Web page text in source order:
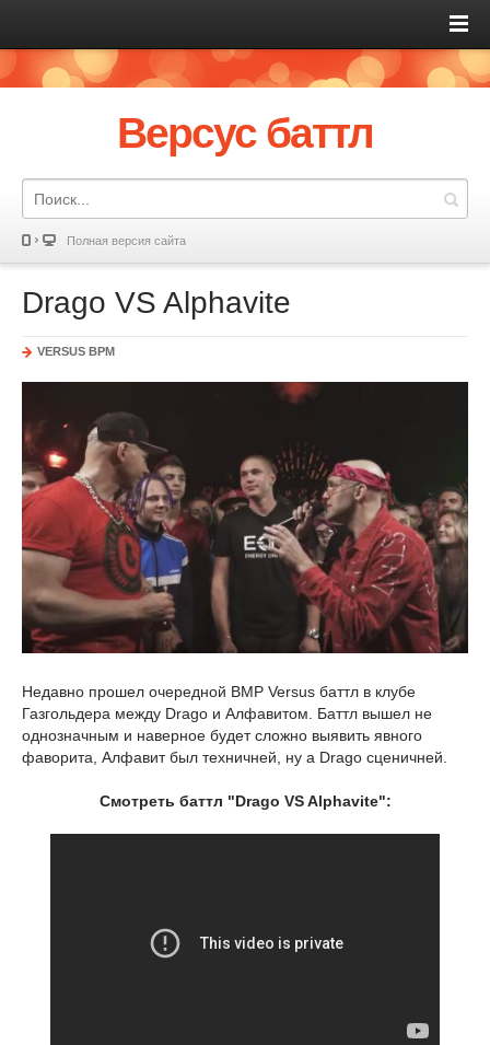
Версус баттл
Полная версия сайта
Drago VS Alphavite
VERSUS BPM
Недавно прошел очередной BMP Versus баттл в клубе
Газгольдера между Drago и Алфавитом. Баттл вышел не
однозначным и наверное будет сложно выявить явного
фаворита, Алфавит был техничней, ну а Drago сценичней.
Смотреть баттл "Drago VS Alphavite":